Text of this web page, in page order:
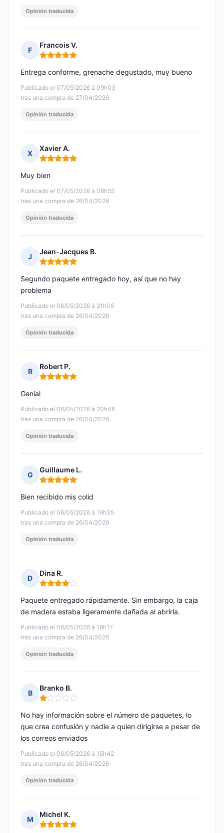
Opinión traducida
F
Francois V.
Nota: 5 de 5
Publicado el 07/05/2026 à 09h03
tras una compra de 27/04/2026
Entrega conforme, grenache degustado, muy bueno
Opinión traducida
X
Xavier A.
Nota: 5 de 5
Publicado el 07/05/2026 à 08h55
tras una compra de 26/04/2026
Muy bien
Opinión traducida
J
Jean-Jacques B.
Nota: 5 de 5
Publicado el 06/05/2026 à 21h06
tras una compra de 26/04/2026
Segundo paquete entregado hoy, así que no hay
problema
Opinión traducida
R
Robert P.
Nota: 5 de 5
Publicado el 06/05/2026 à 20h46
tras una compra de 26/04/2026
Genial
Opinión traducida
G
Guillaume L.
Nota: 5 de 5
Publicado el 06/05/2026 à 19h35
tras una compra de 26/04/2026
Bien recibido mis colid
Opinión traducida
D
Dina R.
Nota: 4 de 5
Publicado el 06/05/2026 à 19h17
tras una compra de 26/04/2026
Paquete entregado rápidamente. Sin embargo, la caja
de madera estaba ligeramente dañada al abrirla.
Opinión traducida
B
Branko B.
Nota: 1 de 5
Publicado el 06/05/2026 à 15h42
tras una compra de 26/04/2026
No hay información sobre el número de paquetes, lo
que crea confusión y nadie a quien dirigirse a pesar de
los correos enviados
Opinión traducida
M
Michel K.
Nota: 5 de 5